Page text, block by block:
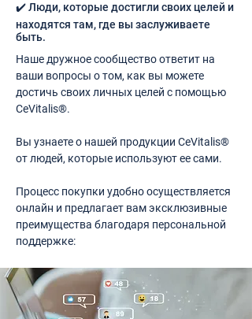
✔️ Люди, которые достигли своих целей и
находятся там, где вы заслуживаете
быть.
Наше дружное сообщество ответит на
ваши вопросы о том, как вы можете
достичь своих личных целей с помощью
CeVitalis®.
Вы узнаете о нашей продукции CeVitalis®
от людей, которые используют ее сами.
Процесс покупки удобно осуществляется
онлайн и предлагает вам эксклюзивные
преимущества благодаря персональной
поддержке: